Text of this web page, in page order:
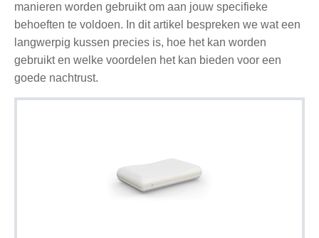
manieren worden gebruikt om aan jouw specifieke
behoeften te voldoen. In dit artikel bespreken we wat een
langwerpig kussen precies is, hoe het kan worden
gebruikt en welke voordelen het kan bieden voor een
goede nachtrust.